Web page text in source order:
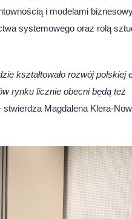
i modelami
systemowego oraz rolą
kształtowało rozwój polskiej
rynku licznie obecni będą też
stwierdza Magdalena Klera-